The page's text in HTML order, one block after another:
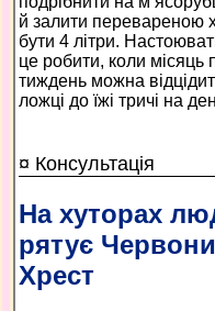
й залити
бути 4 літри.
це робити, коли місяць
тиждень можна
ложці до їжі тричі на
¤ Консультація
На хуторах
рятує
Хрест